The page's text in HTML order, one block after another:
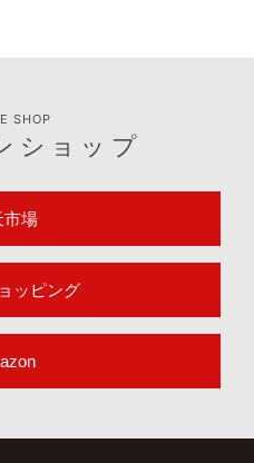
SHOP
ショップ
市場
ッピング